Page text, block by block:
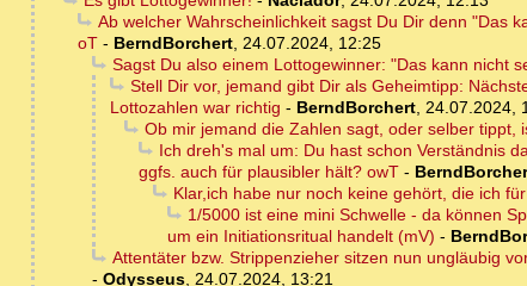
Ab welcher Wahrscheinlichkeit sagst Du Dir denn "Das
oT - BerndBorchert, 24.07.2024, 12:25
Sagst Du also einem Lottogewinner: "Das kann nicht
Stell Dir vor, jemand gibt Dir als Geheimtipp:
Lottozahlen war richtig - BerndBorchert, 24.07.2024,
Ob mir jemand die Zahlen sagt, oder selber tippt,
Ich dreh's mal um: Du hast schon Verständnis
ggfs. auch für plausibler hält? owT -
Klar,ich habe nur noch keine gehört, die ich
1/5000 ist eine mini Schwelle - da können
um ein Initiationsritual handelt (mV) -
Attentäter bzw. Strippenzieher sitzen nun ungläubig
- Odysseus, 24.07.2024, 13:21